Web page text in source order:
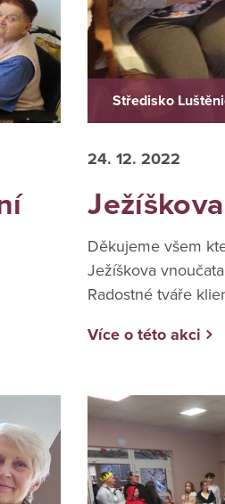
Středisko
24. 12. 2022
Děkujeme všem
Ježíškova
Radostné tváře
Více o této akci